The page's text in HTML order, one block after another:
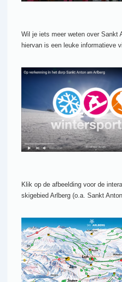
Wil je iets meer weten over Sankt
hiervan is een leuke informatieve
Klik op de afbeelding voor de
skigebied Arlberg (o.a. Sankt